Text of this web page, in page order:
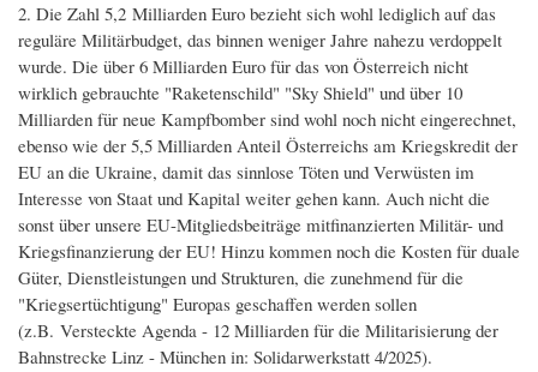
2. Die Zahl 5,2 Milliarden Euro bezieht sich wohl lediglich auf das
reguläre Militärbudget, das binnen weniger Jahre nahezu verdoppelt
wurde. Die über 6 Milliarden Euro für das von Österreich nicht
wirklich gebrauchte "Raketenschild" "Sky Shield" und über 10
Milliarden für neue Kampfbomber sind wohl noch nicht eingerechnet,
ebenso wie der 5,5 Milliarden Anteil Österreichs am Kriegskredit der
EU an die Ukraine, damit das sinnlose Töten und Verwüsten im
Interesse von Staat und Kapital weiter gehen kann. Auch nicht die
sonst über unsere EU-Mitgliedsbeiträge mitfinanzierten Militär- und
Kriegsfinanzierung der EU! Hinzu kommen noch die Kosten für duale
Güter, Dienstleistungen und Strukturen, die zunehmend für die
"Kriegsertüchtigung" Europas geschaffen werden sollen
(z.B. Versteckte Agenda - 12 Milliarden für die Militarisierung der
Bahnstrecke Linz - München in: Solidarwerkstatt 4/2025).